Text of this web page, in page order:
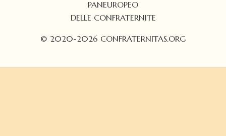
PANEUROPEO
DELLE CONFRATERNITE
© 2020-2026 CONFRATERNITAS.ORG